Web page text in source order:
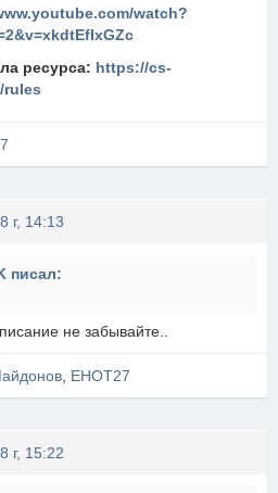
watch?
ресурса: https://cs-
rules
г, 14:13
писал:
не забывайте..
EHOT27
г, 15:22